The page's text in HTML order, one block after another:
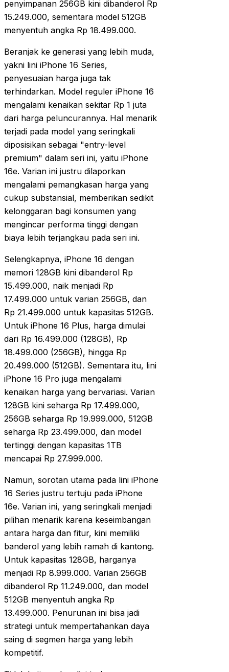
penyimpanan 256GB kini dibanderol Rp
15.249.000, sementara model 512GB
menyentuh angka Rp 18.499.000.
Beranjak ke generasi yang lebih muda,
yakni lini iPhone 16 Series,
penyesuaian harga juga tak
terhindarkan. Model reguler iPhone 16
mengalami kenaikan sekitar Rp 1 juta
dari harga peluncurannya. Hal menarik
terjadi pada model yang seringkali
diposisikan sebagai "entry-level
premium" dalam seri ini, yaitu iPhone
16e. Varian ini justru dilaporkan
mengalami pemangkasan harga yang
cukup substansial, memberikan sedikit
kelonggaran bagi konsumen yang
mengincar performa tinggi dengan
biaya lebih terjangkau pada seri ini.
Selengkapnya, iPhone 16 dengan
memori 128GB kini dibanderol Rp
15.499.000, naik menjadi Rp
17.499.000 untuk varian 256GB, dan
Rp 21.499.000 untuk kapasitas 512GB.
Untuk iPhone 16 Plus, harga dimulai
dari Rp 16.499.000 (128GB), Rp
18.499.000 (256GB), hingga Rp
20.499.000 (512GB). Sementara itu, lini
iPhone 16 Pro juga mengalami
kenaikan harga yang bervariasi. Varian
128GB kini seharga Rp 17.499.000,
256GB seharga Rp 19.999.000, 512GB
seharga Rp 23.499.000, dan model
tertinggi dengan kapasitas 1TB
mencapai Rp 27.999.000.
Namun, sorotan utama pada lini iPhone
16 Series justru tertuju pada iPhone
16e. Varian ini, yang seringkali menjadi
pilihan menarik karena keseimbangan
antara harga dan fitur, kini memiliki
banderol yang lebih ramah di kantong.
Untuk kapasitas 128GB, harganya
menjadi Rp 8.999.000. Varian 256GB
dibanderol Rp 11.249.000, dan model
512GB menyentuh angka Rp
13.499.000. Penurunan ini bisa jadi
strategi untuk mempertahankan daya
saing di segmen harga yang lebih
kompetitif.